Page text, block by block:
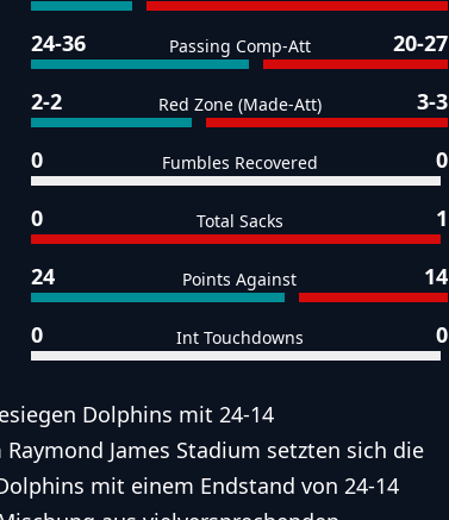
24-36 Passing Comp-Att 20-27
2-2 Red Zone (Made-Att) 3-3
0 Fumbles Recovered 0
0 Total Sacks 1
24 Points Against 14
0 Int Touchdowns 0
Dolphins mit 24-14
James Stadium setzten sich die
mit einem Endstand von 24-14